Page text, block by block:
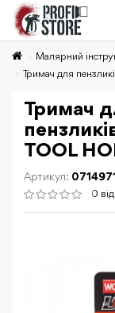
Малярний
Тримач для
Тримач
TOOL
Артикул:
0